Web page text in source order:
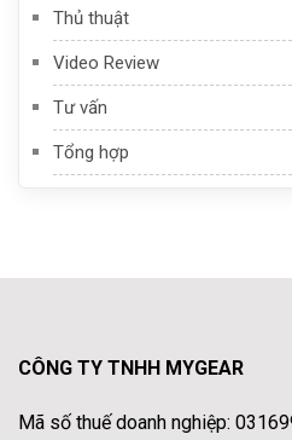
Thủ thuật
Video Review
Tư vấn
Tổng hợp
CÔNG TY TNHH MYGEAR
Mã số thuế doanh nghiệp: